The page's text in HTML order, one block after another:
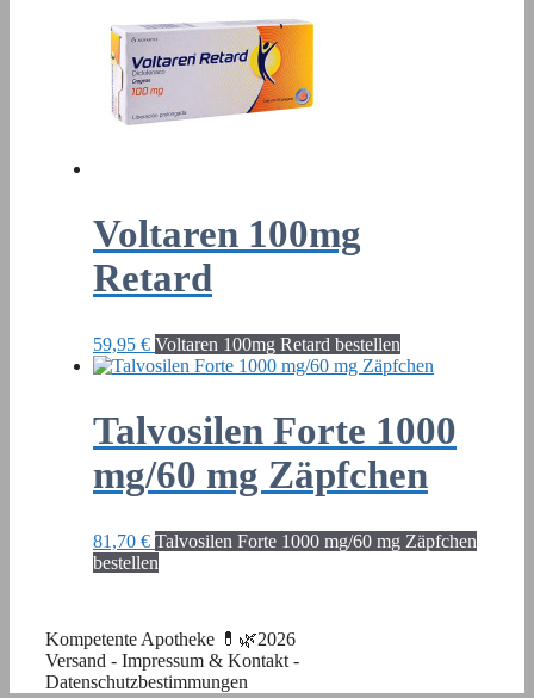
Voltaren 100mg
Retard
59,95 € Voltaren 100mg Retard bestellen
Talvosilen Forte 1000
mg/60 mg Zäpfchen
81,70 € Talvosilen Forte 1000 mg/60 mg Zäpfchen
bestellen
Kompetente Apotheke 💊🌿2026
Versand - Impressum & Kontakt -
Datenschutzbestimmungen